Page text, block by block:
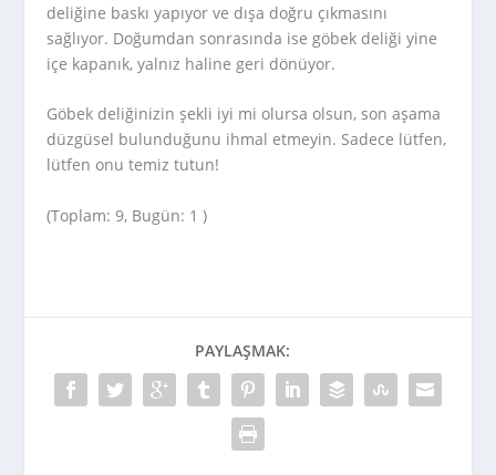
deliğine baskı yapıyor ve dışa doğru çıkmasını
sağlıyor. Doğumdan sonrasında ise göbek deliği yine
içe kapanık, yalnız haline geri dönüyor.
Göbek deliğinizin şekli iyi mi olursa olsun, son aşama
düzgüsel bulunduğunu ihmal etmeyin. Sadece lütfen,
lütfen onu temiz tutun!
(Toplam: 9, Bugün: 1 )
PAYLAŞMAK: